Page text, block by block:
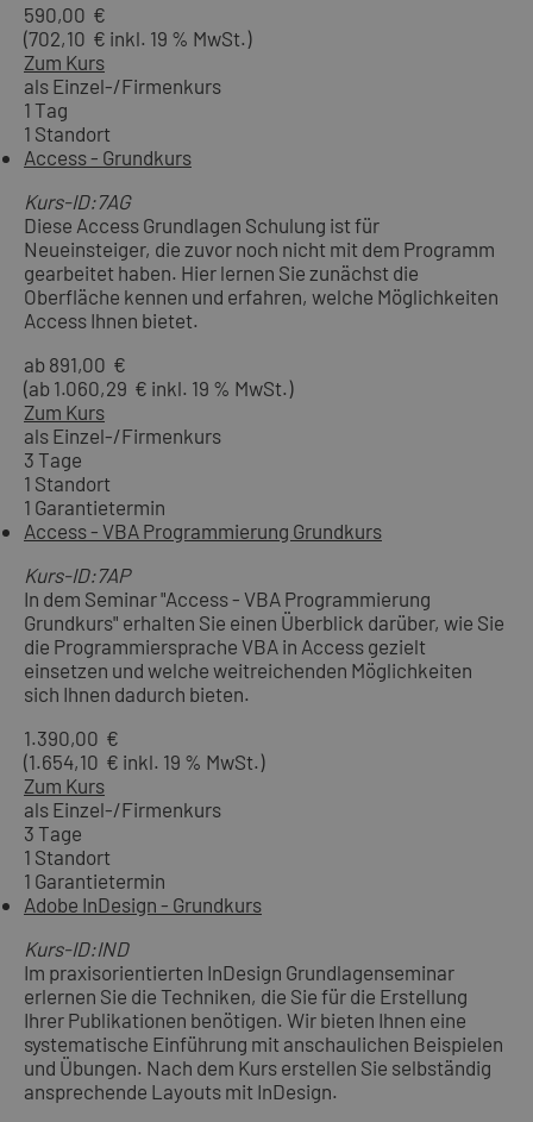
590,00 €
(702,10 € inkl. 19 % MwSt.)
Zum Kurs
als Einzel-/Firmenkurs
1 Tag
1 Standort
Access - Grundkurs
Kurs-ID:7AG
Diese Access Grundlagen Schulung ist für
Neueinsteiger, die zuvor noch nicht mit dem Programm
gearbeitet haben. Hier lernen Sie zunächst die
Oberfläche kennen und erfahren, welche Möglichkeiten
Access Ihnen bietet.
ab 891,00 €
(ab 1.060,29 € inkl. 19 % MwSt.)
Zum Kurs
als Einzel-/Firmenkurs
3 Tage
1 Standort
1 Garantietermin
Access - VBA Programmierung Grundkurs
Kurs-ID:7AP
In dem Seminar "Access - VBA Programmierung
Grundkurs" erhalten Sie einen Überblick darüber, wie Sie
die Programmiersprache VBA in Access gezielt
einsetzen und welche weitreichenden Möglichkeiten
sich Ihnen dadurch bieten.
1.390,00 €
(1.654,10 € inkl. 19 % MwSt.)
Zum Kurs
als Einzel-/Firmenkurs
3 Tage
1 Standort
1 Garantietermin
Adobe InDesign - Grundkurs
Kurs-ID:IND
Im praxisorientierten InDesign Grundlagenseminar
erlernen Sie die Techniken, die Sie für die Erstellung
Ihrer Publikationen benötigen. Wir bieten Ihnen eine
systematische Einführung mit anschaulichen Beispielen
und Übungen. Nach dem Kurs erstellen Sie selbständig
ansprechende Layouts mit InDesign.